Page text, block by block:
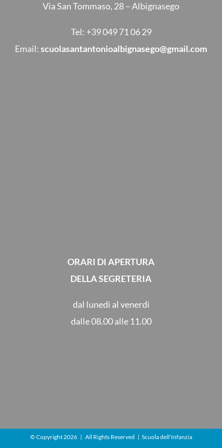
Via San Tommaso, 28 – Albignasego
Tel: +39 049 71 06 29
Email:scuolasantantonioalbignasego@gmail.com
ORARI DI APERTURA
DELLA SEGRETERIA
dal lunedì al venerdì
dalle 08.00 alle 11.00
© Copyright 2026 | All Rights Reserved | Scuola dell'Infanzia